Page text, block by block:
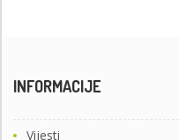
INFORMACIJE
Vijesti